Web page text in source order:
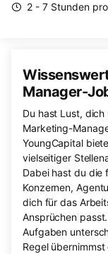
2 - 7 Stunden
Manager-
Du hast Lust,
Marketing-
YoungCapital
vielseitiger
Dabei hast du die
Konzernen,
dich für das
Ansprüchen
Aufgaben
Regel